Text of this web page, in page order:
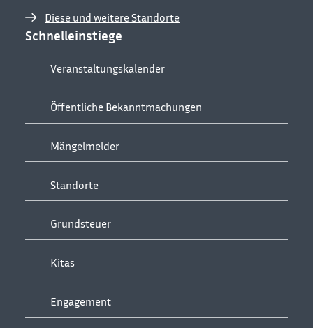
Diese und weitere Standorte
Schnelleinstiege
Veranstaltungskalender
Öffentliche Bekanntmachungen
Mängelmelder
Standorte
Grundsteuer
Kitas
Engagement